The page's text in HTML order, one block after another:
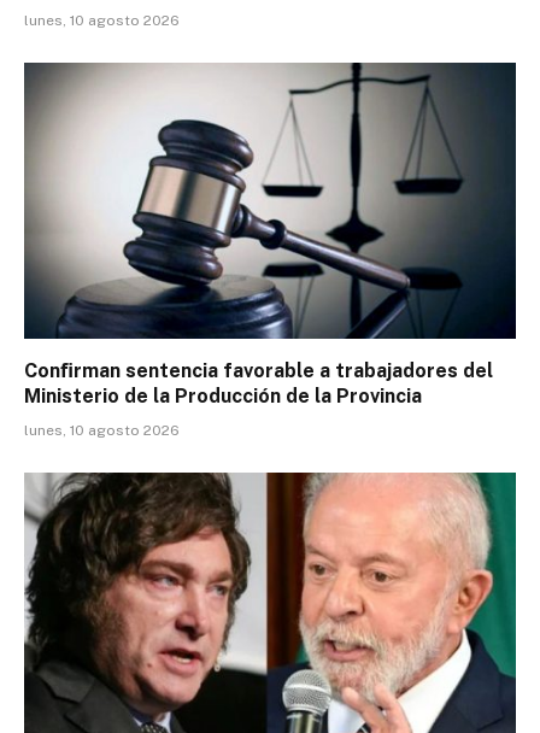
lunes, 10 agosto 2026
Conﬁrman sentencia favorable a trabajadores del
Ministerio de la Producción de la Provincia
lunes, 10 agosto 2026